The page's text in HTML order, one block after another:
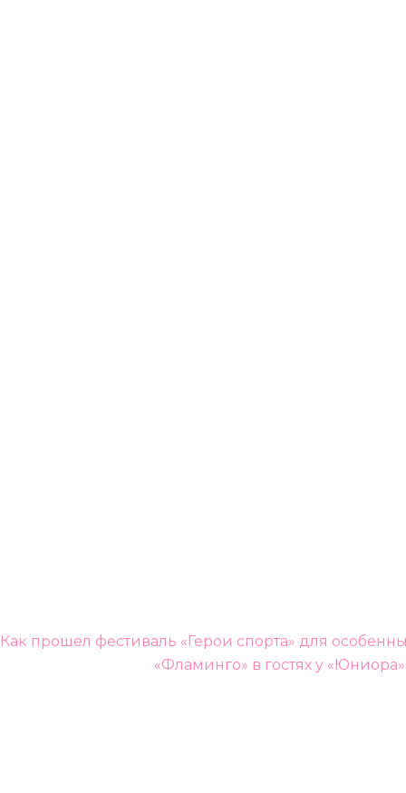
Навигация
Как прошел фестиваль «Герои спорта» для
«Фламинго» в гостях у